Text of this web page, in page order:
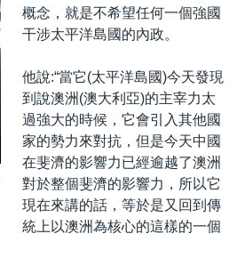
概念，就是不希望任何一個強國
干涉太平洋島國的內政。
他說:“當它(太平洋島國)今天發現
到說澳洲(澳大利亞)的主宰力太
過強大的時候，它會引入其他國
家的勢力來對抗，但是今天中國
在斐濟的影響力已經逾越了澳洲
對於整個斐濟的影響力，所以它
現在來講的話，等於是又回到傳
統上以澳洲為核心的這樣的一個